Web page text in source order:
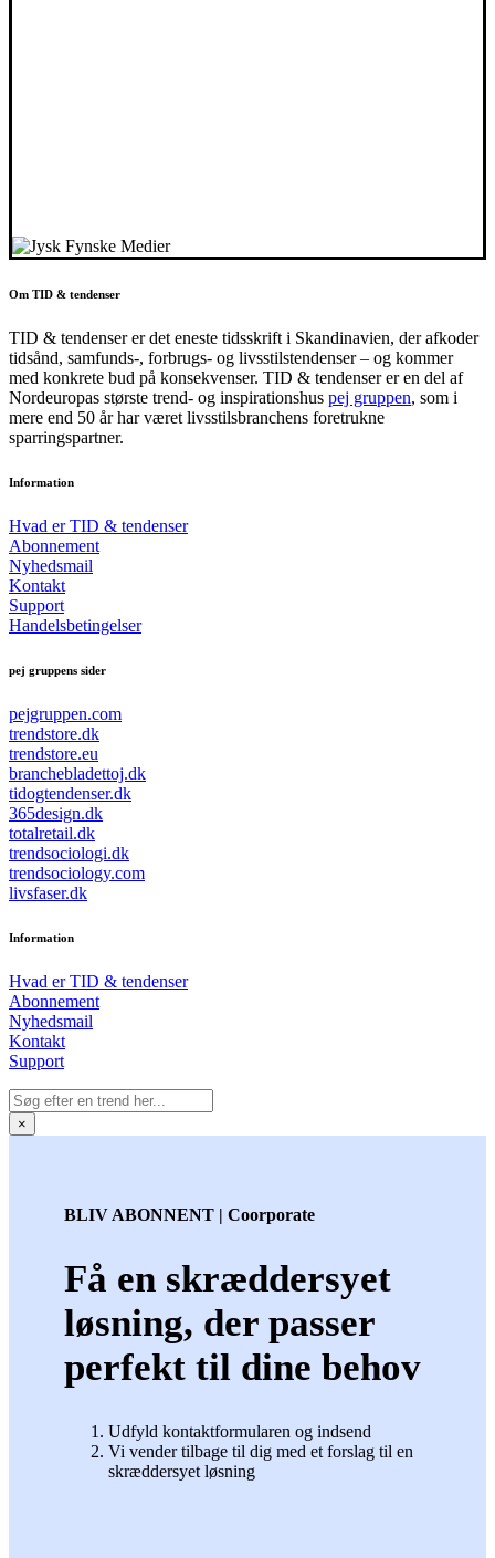
Om TID & tendenser
TID & tendenser er det eneste tidsskrift i Skandinavien, der afkoder
tidsånd, samfunds-, forbrugs- og livsstilstendenser – og kommer
med konkrete bud på konsekvenser. TID & tendenser er en del af
Nordeuropas største trend- og inspirationshus pej gruppen, som i
mere end 50 år har været livsstilsbranchens foretrukne
sparringspartner.
Information
Hvad er TID & tendenser
Abonnement
Nyhedsmail
Kontakt
Support
Handelsbetingelser
pej gruppens sider
pejgruppen.com
trendstore.dk
trendstore.eu
branchebladettoj.dk
tidogtendenser.dk
365design.dk
totalretail.dk
trendsociologi.dk
trendsociology.com
livsfaser.dk
Information
Hvad er TID & tendenser
Abonnement
Nyhedsmail
Kontakt
Support
×
BLIV ABONNENT | Coorporate
Få en skræddersyet
løsning, der passer
perfekt til dine behov
Udfyld kontaktformularen og indsend
Vi vender tilbage til dig med et forslag til en
skræddersyet løsning